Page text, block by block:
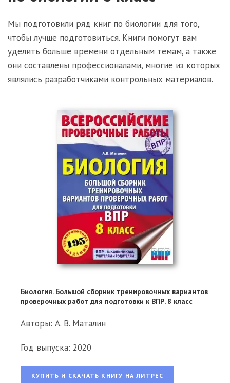
Мы подготовили ряд книг по биологии для того,
чтобы лучше подготовиться. Книги помогут вам
уделить больше времени отдельным темам, а также
они составлены профессионалами, многие из которых
являлись разработчиками контрольных материалов.
Биология. Большой сборник тренировочных вариантов
проверочных работ для подготовки к ВПР. 8 класс
Авторы: А. В. Маталин
Год выпуска: 2020
КУПИТЬ И СКАЧАТЬ КНИГУ НА ЛИТРЕС